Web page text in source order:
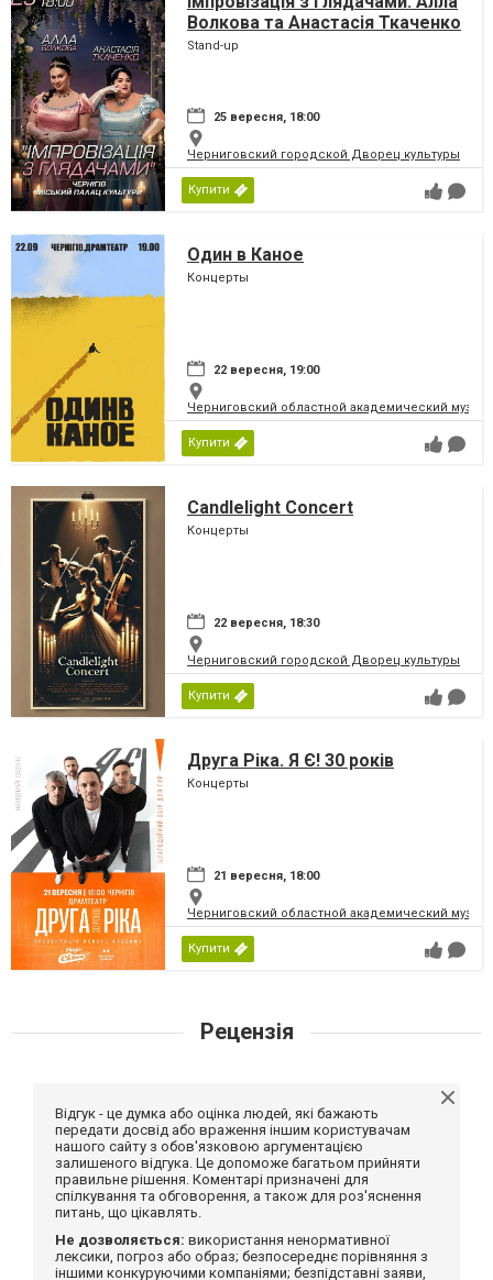
Волкова та Анастасія Ткаченко
Stand-up
25 вересня, 18:00
Черниговский городской Дворец культуры
Купити
Один в Каное
Концерты
22 вересня, 19:00
Черниговский областной академический
Купити
Candlelight Concert
Концерты
22 вересня, 18:30
Черниговский городской Дворец культуры
Купити
Друга Ріка. Я Є! 30 років
Концерты
21 вересня, 18:00
Черниговский областной академический
Купити
Рецензія
Відгук - це думка або оцінка людей, які бажають
передати досвід або враження іншим користувачам
нашого сайту з обов'язковою аргументацією
залишеного відгука. Це допоможе багатьом прийняти
правильне рішення. Коментарі призначені для
спілкування та обговорення, а також для роз'яснення
питань, що цікавлять.
Не дозволяється: використання ненормативної
лексики, погроз або образ; безпосереднє порівняння з
іншими конкуруючими компаніями; безпідставні заяви,